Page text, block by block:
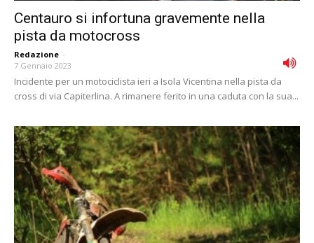
Centauro si infortuna gravemente nella
pista da motocross
Redazione -
7 Gennaio 2023
Incidente per un motociclista ieri a Isola Vicentina nella pista da
cross di via Capiterlina. A rimanere ferito in una caduta con la sua...